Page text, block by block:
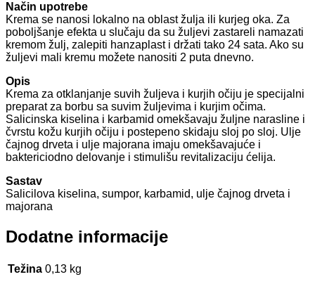
Način upotrebe
Krema se nanosi lokalno na oblast žulja ili kurjeg oka. Za
poboljšanje efekta u slučaju da su žuljevi zastareli namazati
kremom žulj, zalepiti hanzaplast i držati tako 24 sata. Ako su
žuljevi mali kremu možete nanositi 2 puta dnevno.
Opis
Krema za otklanjanje suvih žuljeva i kurjih očiju je specijalni
preparat za borbu sa suvim žuljevima i kurjim očima.
Salicinska kiselina i karbamid omekšavaju žuljne narasline i
čvrstu kožu kurjih očiju i postepeno skidaju sloj po sloj. Ulje
čajnog drveta i ulje majorana imaju omekšavajuće i
baktericiodno delovanje i stimulišu revitalizaciju ćelija.
Sastav
Salicilova kiselina, sumpor, karbamid, ulje čajnog drveta i
majorana
Dodatne informacije
Težina 0,13 kg